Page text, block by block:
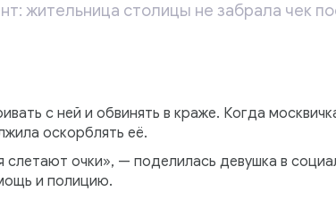
жительница столицы не забрала чек
с ней и обвинять в краже. Когда
оскорблять её.
очки», — поделилась девушка в
и полицию.